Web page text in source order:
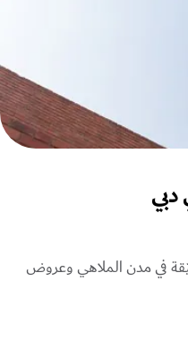
في مدن الملاهي وعروض